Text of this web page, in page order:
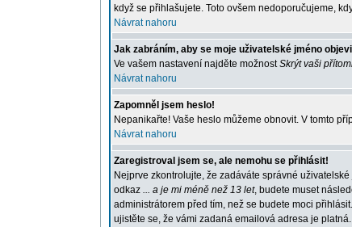
když se přihlašujete. Toto ovšem nedoporučujeme,
Návrat nahoru
Jak zabráním, aby se moje uživatelské jméno
Ve vašem nastavení najděte možnostSkrýt vaši
Návrat nahoru
Zapomněl jsem heslo!
Nepanikařte! Vaše heslo můžeme obnovit. V tomto
Návrat nahoru
Zaregistroval jsem se, ale nemohu se přihlásit!
Nejprve zkontrolujte, že zadáváte správné
odkaz ... a je mi méně než 13 let, budete muset
administrátorem před tím, než se budete moci
ujistěte se, že vámi zadaná emailová adresa je